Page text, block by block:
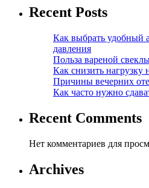
Recent Posts
Как выбрать удобный
давления
Польза вареной
Как снизить нагрузку
Причины вечерних
Как часто нужно
Recent Comments
Нет комментариев для
Archives